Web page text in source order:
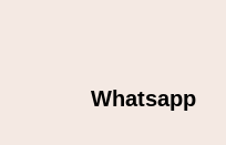
Whatsapp